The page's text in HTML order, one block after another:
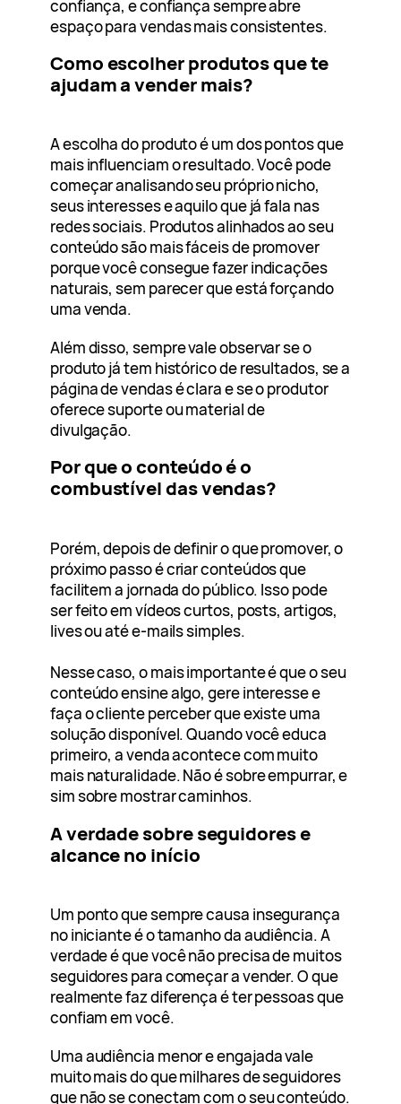
confiança, e confiança sempre abre
espaço para vendas mais consistentes.
Como escolher produtos que te
ajudam a vender mais?
A escolha do produto é um dos pontos que
mais influenciam o resultado. Você pode
começar analisando seu próprio nicho,
seus interesses e aquilo que já fala nas
redes sociais. Produtos alinhados ao seu
conteúdo são mais fáceis de promover
porque você consegue fazer indicações
naturais, sem parecer que está forçando
uma venda.
Além disso, sempre vale observar se o
produto já tem histórico de resultados, se a
página de vendas é clara e se o produtor
oferece suporte ou material de
divulgação.
Por que o conteúdo é o
combustível das vendas?
Porém, depois de definir o que promover, o
próximo passo é criar conteúdos que
facilitem a jornada do público. Isso pode
ser feito em vídeos curtos, posts, artigos,
lives ou até e-mails simples.
Nesse caso, o mais importante é que o seu
conteúdo ensine algo, gere interesse e
faça o cliente perceber que existe uma
solução disponível. Quando você educa
primeiro, a venda acontece com muito
mais naturalidade. Não é sobre empurrar, e
sim sobre mostrar caminhos.
A verdade sobre seguidores e
alcance no início
Um ponto que sempre causa insegurança
no iniciante é o tamanho da audiência. A
verdade é que você não precisa de muitos
seguidores para começar a vender. O que
realmente faz diferença é ter pessoas que
confiam em você.
Uma audiência menor e engajada vale
muito mais do que milhares de seguidores
que não se conectam com o seu conteúdo.